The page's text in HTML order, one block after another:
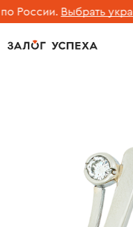
России. Выбрать